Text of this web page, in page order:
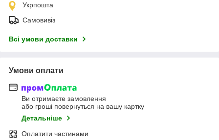
Укрпошта
Самовивіз
Всі умови доставки
Умови оплати
Ви отримаєте замовлення
або гроші повернуться на вашу картку
Детальніше
Оплатити частинами